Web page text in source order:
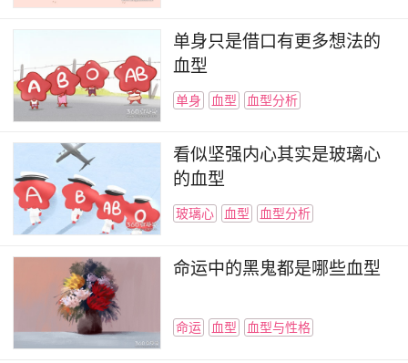
单身只是借口有更多想法的
血型
单身 血型 血型分析
看似坚强内心其实是玻璃心
的血型
玻璃心 血型 血型分析
命运中的黑鬼都是哪些血型
命运 血型 血型与性格